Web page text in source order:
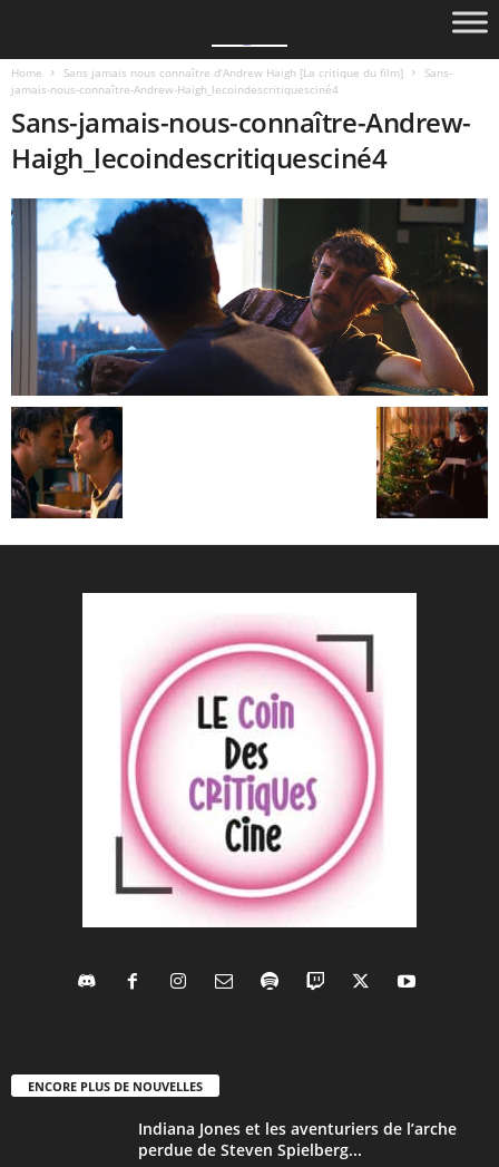
Home Sans jamais nous connaître d’Andrew Haigh [La critique du film]
Sans-
jamais-nous-connaître-Andrew-Haigh_lecoindescritiquesciné4
Sans-jamais-nous-connaître-Andrew-
Haigh_lecoindescritiquesciné4
ENCORE PLUS DE NOUVELLES
Indiana Jones et les aventuriers de l’arche
perdue de Steven Spielberg...